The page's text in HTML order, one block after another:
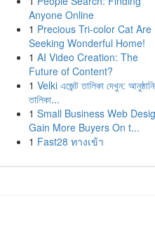
Anyone Online
1 Precious Tri-color Cat Are
Seeking Wonderful Home!
1 AI Video Creation: The
Future of Content?
1 Velki এজেন্ট তালিকা দেখুন:
তালিকা...
1 Small Business Web
Gain More Buyers On t...
1 Fast28 ทางเข้า